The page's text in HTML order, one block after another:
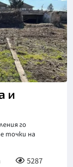
и
го
точки на
5287